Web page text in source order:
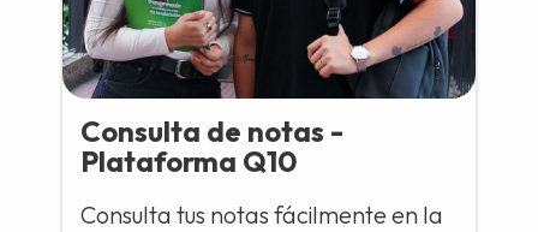
Consulta de notas -
Plataforma Q10
Consulta tus notas fácilmente en la